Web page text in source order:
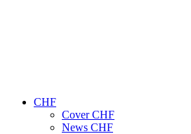
CHF
Cover CHF
News CHF